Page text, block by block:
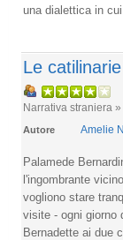
una dialettica in
Le catilinarie
Narrativa straniera
Autore Amelie
Palamede
l'ingombrante
vogliono stare
visite - ogni giorno
Bernadette ai due